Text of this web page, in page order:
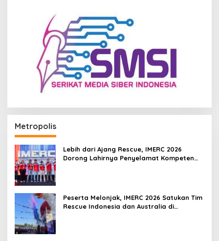
Metropolis
Lebih dari Ajang Rescue, IMERC 2026
Dorong Lahirnya Penyelamat Kompeten
Peserta Melonjak, IMERC 2026 Satukan Tim
Rescue Indonesia dan Australia di